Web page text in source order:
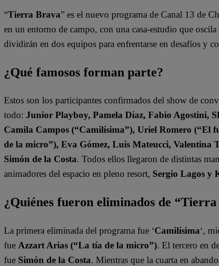
“Tierra Brava” es el nuevo programa de Canal 13 de
en un entorno de campo, con una casa-estudio que
dividirán en dos equipos para enfrentarse en desafíos y
¿Qué famosos forman parte?
Estos son los participantes confirmados del show de
todo: Junior Playboy, Pamela Díaz, Fabio Agostini,
Camila Campos (“Camilísima”), Uriel Romero (“El
de la micro”), Eva Gómez, Luis Mateucci, Valentina
Simón de la Costa. Todos ellos llegaron de distintas
animadores del espacio en pleno resort, Sergio Lagos y
¿Quiénes fueron eliminados de
La primera eliminada del programa fue ‘Camilísima‘,
fue Azzart Arias (“La tía de la micro”). El tercero en
fue Simón de la Costa. Mientras que la cuarta en